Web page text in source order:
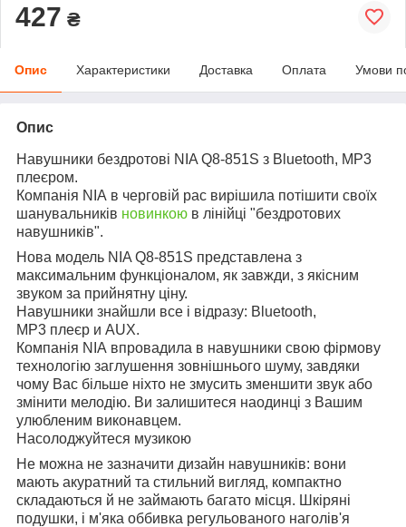
427 ₴
Опис Характеристики Доставка Оплата Умови
Опис
Навушники бездротові NIA Q8-851S з Bluetooth, MP3
плеєром.
Компанія NIA в черговій рас вирішила потішити своїх
шанувальників новинкою в лінійці "бездротових
навушників".
Нова модель NIA Q8-851S представлена з
максимальним функціоналом, як завжди, з якісним
звуком за прийнятну ціну.
Навушники знайшли все і відразу: Bluetooth,
MP3 плеєр и AUX.
Компанія NIA впровадила в навушники свою фірмову
технологію заглушення зовнішнього шуму, завдяки
чому Вас більше ніхто не змусить зменшити звук або
змінити мелодію. Ви залишитеся наодинці з Вашим
улюбленим виконавцем.
Насолоджуйтеся музикою
Не можна не зазначити дизайн навушників: вони
мають акуратний та стильний вигляд, компактно
складаються й не займають багато місця. Шкіряні
подушки, і м'яка оббивка регульованого наголів'я